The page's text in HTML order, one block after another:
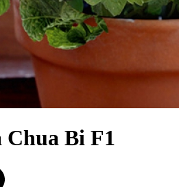
Chua Bi F1